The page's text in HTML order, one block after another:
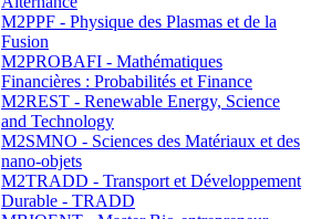
M2PPF - Physique des Plasmas et de la
Fusion
M2PROBAFI - Mathématiques
Financières : Probabilités et Finance
M2REST - Renewable Energy, Science
and Technology
M2SMNO - Sciences des Matériaux et des
nano-objets
M2TRADD - Transport et Développement
Durable - TRADD